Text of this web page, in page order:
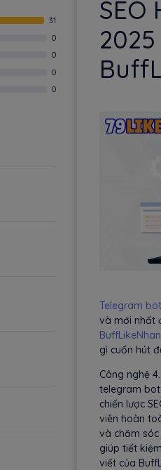
31
0
0
0
0
SEO
Telegram
và mới nhất
gì cuốn hút
Công nghệ
telegram
chiến lược
viên hoàn
và chăm
giúp tiết
viết của